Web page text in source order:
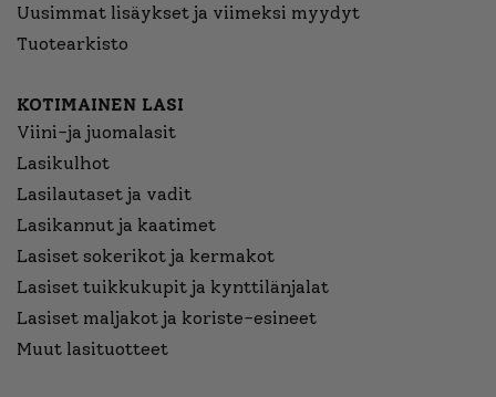
Uusimmat lisäykset ja viimeksi myydyt
Tuotearkisto
KOTIMAINEN LASI
Viini-ja juomalasit
Lasikulhot
Lasilautaset ja vadit
Lasikannut ja kaatimet
Lasiset sokerikot ja kermakot
Lasiset tuikkukupit ja kynttilänjalat
Lasiset maljakot ja koriste-esineet
Muut lasituotteet